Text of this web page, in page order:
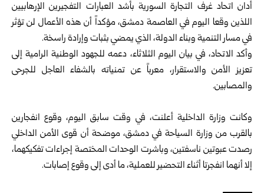
أدان اتحاد غرف التجارة السورية بأشد العبارات التفجيرين الإرهابيين
‏اللذين وقعا اليوم في العاصمة دمشق، مؤكداً أن هذه الأعمال لن تؤثر
في ‏مسار التنمية وبناء الدولة، الذي يمضي بثبات وإرادة راسخة.‏
وأكد الاتحاد، في بيان اليوم الثلاثاء، دعمه للجهود الوطنية الرامية إلى
‏تعزيز الأمن والاستقرار، معرباً عن تمنياته بالشفاء العاجل للجرحى
‏والمصابين.‏
وكانت وزارة الداخلية أعلنت، في وقت سابق اليوم، وقوع انفجارين
بالقرب ‏من وزارة السياحة في دمشق، موضحة أن قوى الأمن الداخلي
رصدت ‏عبوتين ناسفتين، وباشرت الوحدات المختصة إجراءات تفكيكهما،
إلا أنهما ‏انفجرتا أثناء التحضير للعملية، ما أدى إلى وقوع إصابات.‏